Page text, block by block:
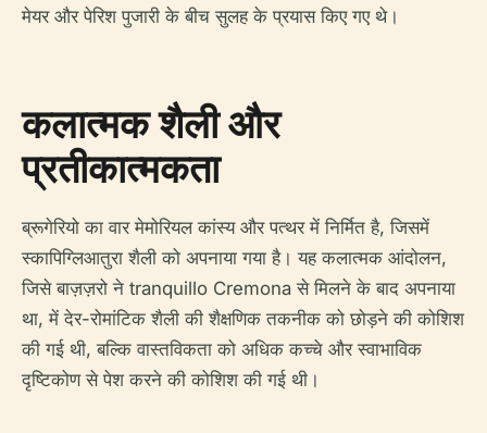
मेयर और पेरिश पुजारी के बीच सुलह के प्रयास किए गए थे।
कलात्मक शैली और
प्रतीकात्मकता
ब्रूगेरियो का वार मेमोरियल कांस्य और पत्थर में निर्मित है, जिसमें
स्कापिग्लिआतुरा शैली को अपनाया गया है। यह कलात्मक आंदोलन,
जिसे बाज़ज़रो ने tranquillo Cremona से मिलने के बाद अपनाया
था, में देर-रोमांटिक शैली की शैक्षणिक तकनीक को छोड़ने की कोशिश
की गई थी, बल्कि वास्तविकता को अधिक कच्चे और स्वाभाविक
दृष्टिकोण से पेश करने की कोशिश की गई थी।